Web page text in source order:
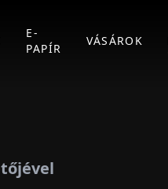
E-
PAPÍR
VÁSÁROK